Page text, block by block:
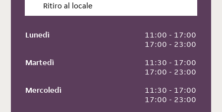
Ritiro al locale
Lunedì
11:00 - 17:00
17:00 - 23:00
Martedì
11:30 - 17:00
17:00 - 23:00
Mercoledì
11:30 - 17:00
17:00 - 23:00